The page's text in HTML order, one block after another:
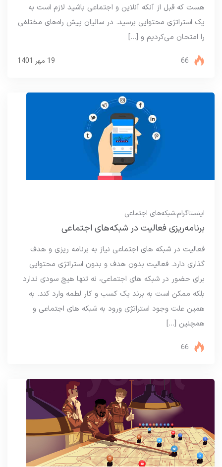
هست که قبل از آنکه آنلاین و اجتماعی باشید لازم است به
یک استراتژی محتوایی برسید. در سالیان پیش راه‌های مختلفی
را امتحان می‌کردیم و […]
19 مهر 1401 66
اینستاگرام،شبکه‌های اجتماعی
برنامه‌ریزی فعالیت در شبکه‌های اجتماعی
فعالیت در شبکه های اجتماعی نیاز به برنامه ریزی و هدف
گذاری دارد. فعالیت بدون هدف و بدون استراتژی محتوایی
برای حضور در شبکه های اجتماعی، نه تنها هیچ سودی ندارد
بلکه ممکن است به برند یک کسب و کار لطمه وارد کند. به
همین علت وجود استراتژی ورود به شبکه های اجتماعی و
همچنین […]
66